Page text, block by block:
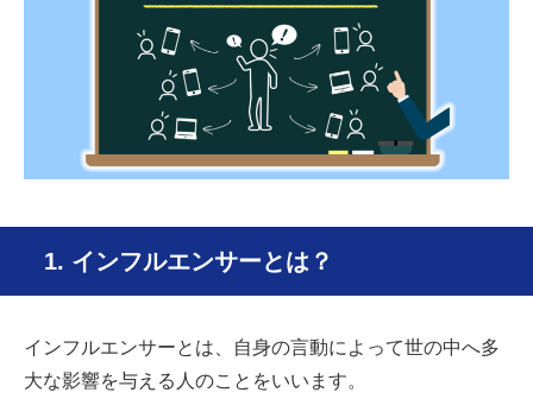
1. インフルエンサーとは？
インフルエンサーとは、自身の言動によって世の中へ多
大な影響を与える人のことをいいます。